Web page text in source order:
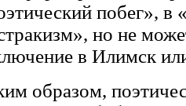
побег», в
но не
в Илимск
образом,